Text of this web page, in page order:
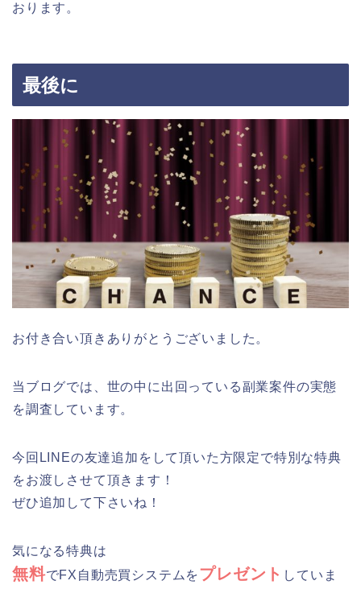
おります。
最後に
お付き合い頂きありがとうございました。
当ブログでは、世の中に出回っている副業案件の実態
を調査しています。
今回LINEの友達追加をして頂いた方限定で特別な特典
をお渡しさせて頂きます！
ぜひ追加して下さいね！
気になる特典は
無料でFX自動売買システムをプレゼント していま